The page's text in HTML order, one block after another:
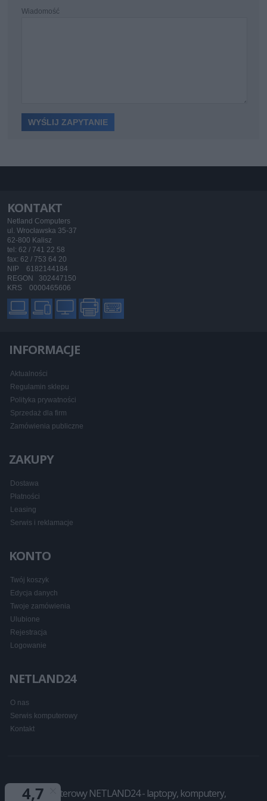
Wiadomość
KONTAKT
Netland Computers
ul. Wrocławska 35-37
62-800 Kalisz
tel: 62 / 741 22 58
fax: 62 / 753 64 20
NIP 6182144184
REGON 302447150
KRS 0000465606
INFORMACJE
Aktualności
Regulamin sklepu
Polityka prywatności
Sprzedaż dla firm
Zamówienia publiczne
ZAKUPY
Dostawa
Płatności
Leasing
Serwis i reklamacje
KONTO
Twój koszyk
Edycja danych
Twoje zamówienia
Ulubione
Rejestracja
Logowanie
NETLAND24
O nas
Serwis komputerowy
Kontakt
Sklep komputerowy NETLAND24 - laptopy, komputery,